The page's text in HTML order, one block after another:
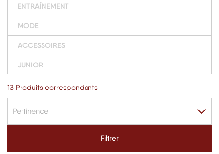
ENTRAÎNEMENT
MODE
ACCESSOIRES
JUNIOR
13 Produits correspondants
Pertinence
Filtrer